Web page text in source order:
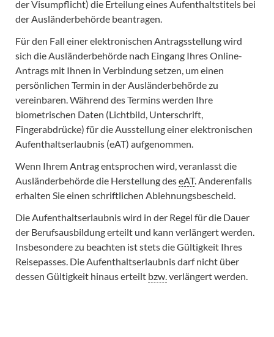
der Visumpflicht) die Erteilung eines Aufenthaltstitels bei
der Ausländerbehörde beantragen.
Für den Fall einer elektronischen Antragsstellung wird
sich die Ausländerbehörde nach Eingang Ihres Online-
Antrags mit Ihnen in Verbindung setzen, um einen
persönlichen Termin in der Ausländerbehörde zu
vereinbaren. Während des Termins werden Ihre
biometrischen Daten (Lichtbild, Unterschrift,
Fingerabdrücke) für die Ausstellung einer elektronischen
Aufenthaltserlaubnis (eAT) aufgenommen.
Wenn Ihrem Antrag entsprochen wird, veranlasst die
Ausländerbehörde die Herstellung deseAT. Anderenfalls
erhalten Sie einen schriftlichen Ablehnungsbescheid.
Die Aufenthaltserlaubnis wird in der Regel für die Dauer
der Berufsausbildung erteilt und kann verlängert werden.
Insbesondere zu beachten ist stets die Gültigkeit Ihres
Reisepasses. Die Aufenthaltserlaubnis darf nicht über
dessen Gültigkeit hinaus erteilt bzw. verlängert werden.